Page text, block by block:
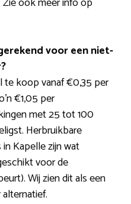
voor een niet-
te koop vanaf €0,35 per
€1,05 per
met 25 tot 100
Herbruikbare
Kapelle zijn wat
voor de
Wij zien dit als een